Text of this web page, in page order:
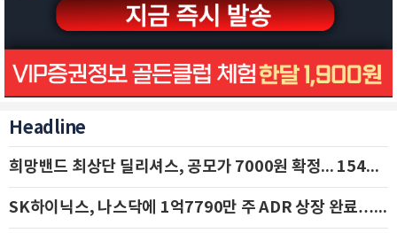
Headline
희망밴드 최상단 딜리셔스, 공모가 7000원 확정... 154억 규모 IPO 돌입
SK하이닉스, 나스닥에 1억7790만 주 ADR 상장 완료…29일 국내 추가 상장